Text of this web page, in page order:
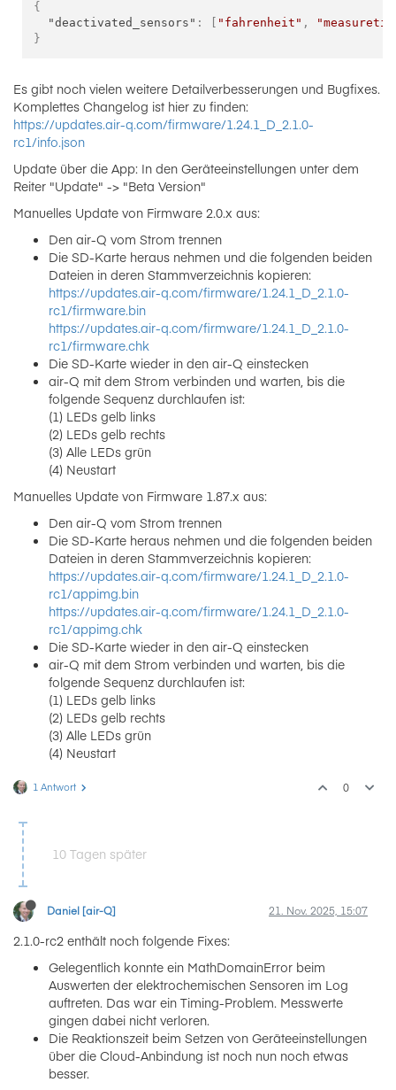
{
"deactivated_sensors" : [ "fahrenheit" ,
}
Es gibt noch vielen weitere Detailverbesserungen und Bugfixes.
Komplettes Changelog ist hier zu finden:
https://updates.air-q.com/firmware/1.24.1_D_2.1.0-
rc1/info.json
Update über die App: In den Geräteeinstellungen unter dem
Reiter "Update" -> "Beta Version"
Manuelles Update von Firmware 2.0.x aus:
Den air-Q vom Strom trennen
Die SD-Karte heraus nehmen und die folgenden beiden
Dateien in deren Stammverzeichnis kopieren:
https://updates.air-q.com/firmware/1.24.1_D_2.1.0-
rc1/firmware.bin
https://updates.air-q.com/firmware/1.24.1_D_2.1.0-
rc1/firmware.chk
Die SD-Karte wieder in den air-Q einstecken
air-Q mit dem Strom verbinden und warten, bis die
folgende Sequenz durchlaufen ist:
(1) LEDs gelb links
(2) LEDs gelb rechts
(3) Alle LEDs grün
(4) Neustart
Manuelles Update von Firmware 1.87.x aus:
Den air-Q vom Strom trennen
Die SD-Karte heraus nehmen und die folgenden beiden
Dateien in deren Stammverzeichnis kopieren:
https://updates.air-q.com/firmware/1.24.1_D_2.1.0-
rc1/appimg.bin
https://updates.air-q.com/firmware/1.24.1_D_2.1.0-
rc1/appimg.chk
Die SD-Karte wieder in den air-Q einstecken
air-Q mit dem Strom verbinden und warten, bis die
folgende Sequenz durchlaufen ist:
(1) LEDs gelb links
(2) LEDs gelb rechts
(3) Alle LEDs grün
(4) Neustart
1 Antwort 0
10 Tagen später
Daniel [air-Q] 21. Nov. 2025, 15:07
2.1.0-rc2 enthält noch folgende Fixes:
Gelegentlich konnte ein MathDomainError beim
Auswerten der elektrochemischen Sensoren im Log
auftreten. Das war ein Timing-Problem. Messwerte
gingen dabei nicht verloren.
Die Reaktionszeit beim Setzen von Geräteeinstellungen
über die Cloud-Anbindung ist noch nun noch etwas
besser.